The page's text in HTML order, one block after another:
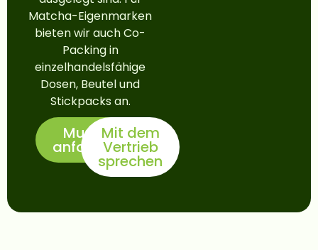
Matcha-Eigenmarken
bieten wir auch Co-
Packing in
einzelhandelsfähige
Dosen, Beutel und
Stickpacks an.
Muster
anfordern
Mit dem
Vertrieb
sprechen